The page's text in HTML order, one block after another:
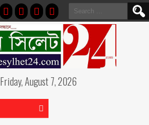
Search
for:
Friday, August 7, 2026